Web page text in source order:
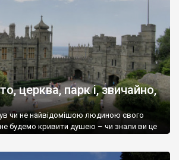
церква, парк і, звичайно,
чи не найвідомішою людиною свого
будемо кривити душею – чи знали ви це